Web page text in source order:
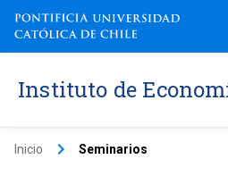
Instituto de
Inicio keyboard_arrow_right Seminarios